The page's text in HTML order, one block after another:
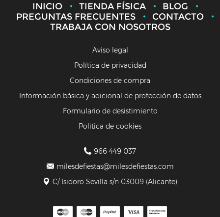
INICIO TIENDA FÍSICA
BLOG
PREGUNTAS FRECUENTES
CONTACTO
TRABAJA CON NOSOTROS
Aviso legal
Política de privacidad
Condiciones de compra
Información básica y adicional de protección de datos
Formulario de desistimiento
Política de cookies
966 449 037
milesdefiestas@milesdefiestas.com
C/ Isidoro Sevilla s/n 03009 (Alicante)